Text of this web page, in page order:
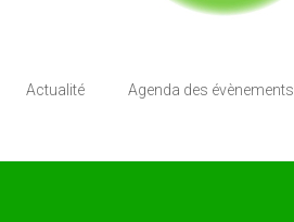
Actualité Agenda des évènements